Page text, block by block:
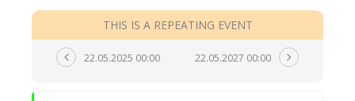
THIS IS A REPEATING EVENT
22.05.2025 00:00 22.05.2027 00:00